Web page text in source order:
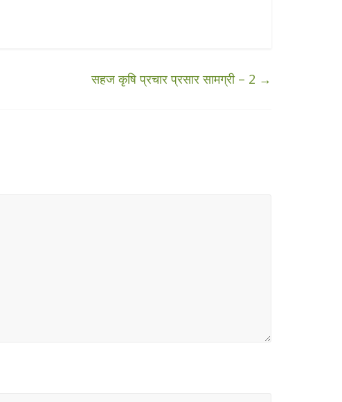
सहज कृषि प्रचार प्रसार सामग्री – 2 →